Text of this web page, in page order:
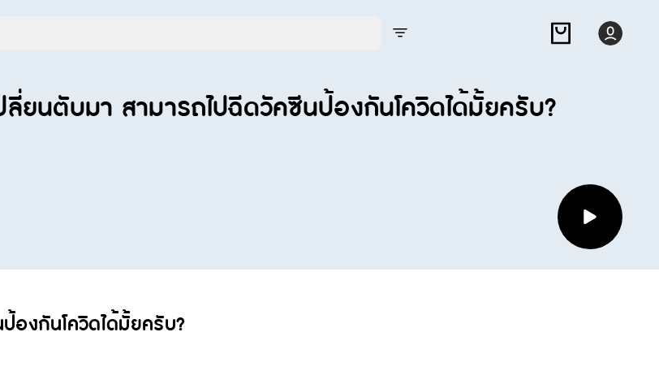
ยนตับมา สามารถไปฉีดวัคซีนป้องกันโควิดได้มั้ยครับ?
องกันโควิดได้มั้ยครับ?